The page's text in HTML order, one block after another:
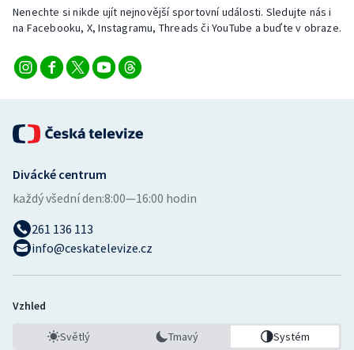
Nenechte si nikde ujít nejnovější sportovní události. Sledujte nás i
na Facebooku, X, Instagramu, Threads či YouTube a buďte v obraze.
Divácké centrum
každý všední den:8:00—16:00 hodin
261 136 113
info@ceskatelevize.cz
Vzhled
Světlý Tmavý Systém